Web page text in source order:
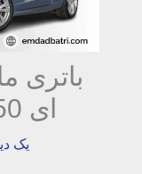
باتری
ای 350 – E350 کوپه
یک